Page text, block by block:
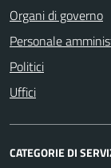
Organi di governo
Personale
Politici
Uffici
CATEGORIE DI